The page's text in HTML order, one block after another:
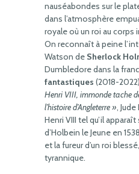
nauséabondes sur le
dans l’atmosphère
royale où un roi au
On reconnaît à peine
Watson de Sherlock
Dumbledore dans la
fantastiques (2018-
Henri VIII, immonde tache
l’histoire d’Angleterre »,
Henri VIII tel qu’il
d’Holbein le Jeune en
et la fureur d’un roi
tyrannique.